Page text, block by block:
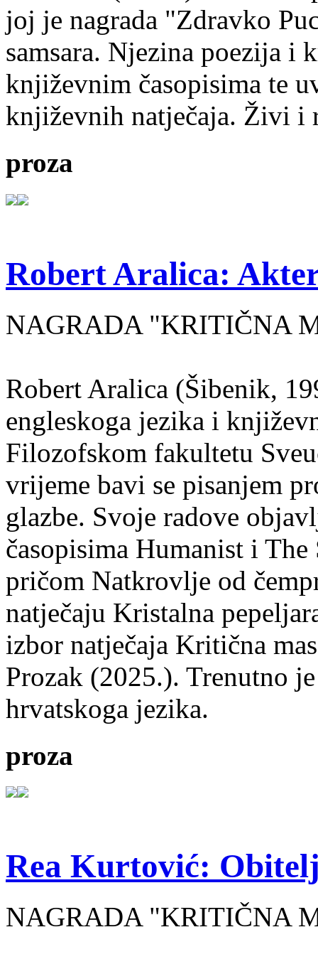
joj je nagrada "Zdravko
samsara. Njezina poezija i
književnim časopisima te
književnih natječaja. Živi i
proza
Robert Aralica:
NAGRADA "KRITIČNA
Robert Aralica (Šibenik,
engleskoga jezika i
Filozofskom fakultetu
vrijeme bavi se pisanjem
glazbe. Svoje radove
časopisima Humanist i
pričom Natkrovlje od
natječaju Kristalna
izbor natječaja Kritična
Prozak (2025.). Trenutno
hrvatskoga jezika.
proza
Rea Kurtović:
NAGRADA "KRITIČNA